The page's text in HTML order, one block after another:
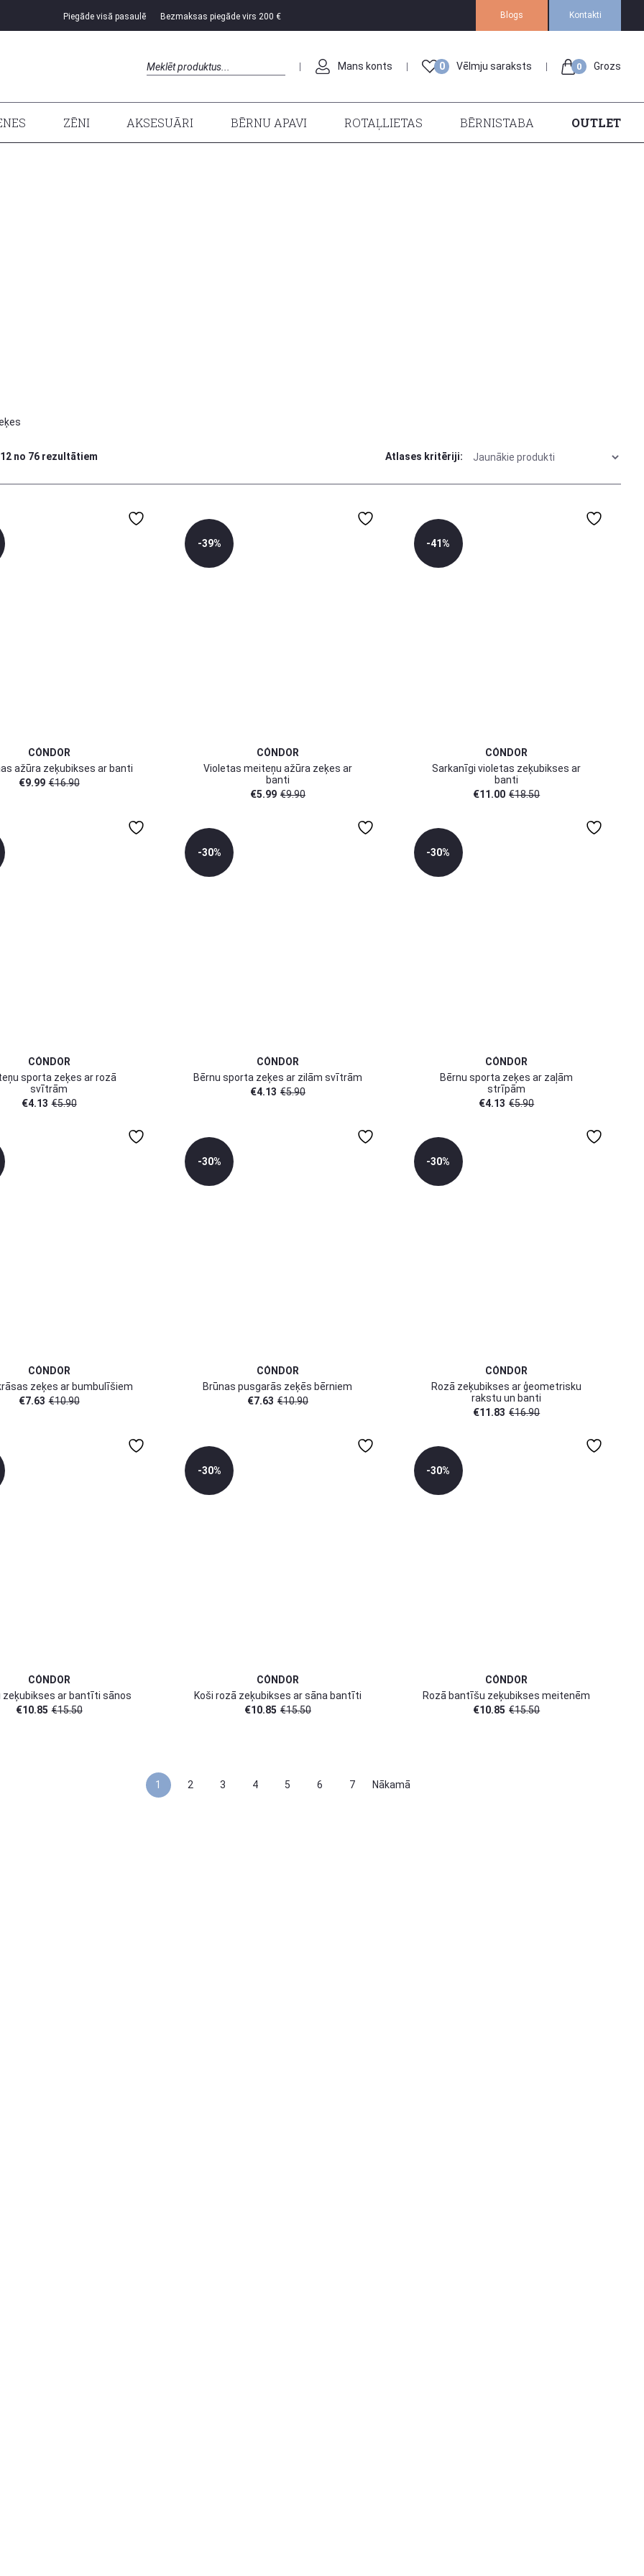
Piegāde visā pasaulē Bezmaksas piegāde virs 200 € Blogs Kontakti
Mans konts 0 Vēlmju saraksts 0 Grozs
ZĒNI AKSESUĀRI BĒRNU APAVI ROTAĻLIETAS BĒRNISTABA OUTLET
no 76 rezultātiem Atlases kritēriji:
CÓNDOR
ažūra zeķubikses ar banti
€16.90
€9.99
-39%
CÓNDOR
Violetas meiteņu ažūra zeķes ar
banti
€9.90
€5.99
-41%
CÓNDOR
Sarkanīgi violetas zeķubikses ar
banti
€18.50
€11.00
CÓNDOR
sporta zeķes ar rozā
svītrām
€5.90
€4.13
-30%
CÓNDOR
Bērnu sporta zeķes ar zilām svītrām
€5.90
€4.13
-30%
CÓNDOR
Bērnu sporta zeķes ar zaļām
strīpām
€5.90
€4.13
CÓNDOR
zeķes ar bumbulīšiem
€10.90
€7.63
-30%
CÓNDOR
Brūnas pusgarās zeķēs bērniem
€10.90
€7.63
-30%
CÓNDOR
Rozā zeķubikses ar ģeometrisku
rakstu un banti
€16.90
€11.83
CÓNDOR
zeķubikses ar bantīti sānos
€15.50
€10.85
-30%
CÓNDOR
Koši rozā zeķubikses ar sāna bantīti
€15.50
€10.85
-30%
CÓNDOR
Rozā bantīšu zeķubikses meitenēm
€15.50
€10.85
1 2 3 4 5 6 7 Nākamā